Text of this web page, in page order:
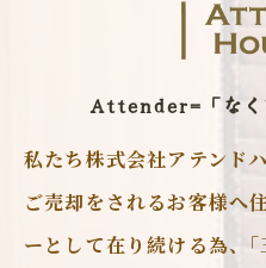
Attender=「なく
私たち株式会社アテンド
ご売却をされるお客様へ
ーとして在り続ける為、